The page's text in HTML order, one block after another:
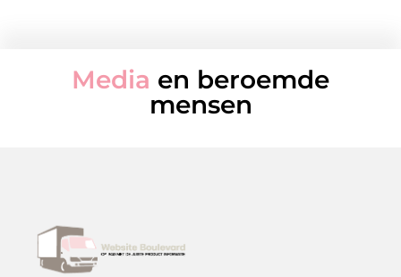
Media en beroemde
mensen